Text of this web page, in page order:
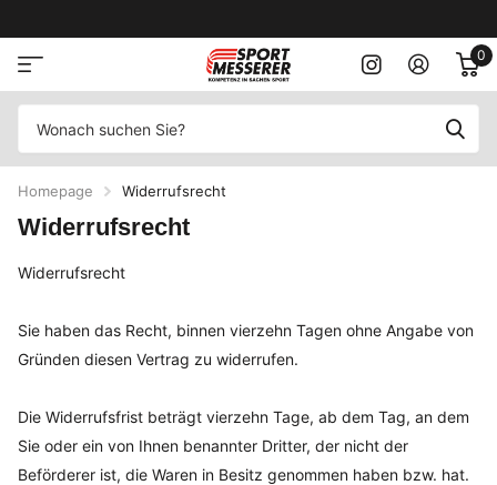
0
Homepage Widerrufsrecht
Widerrufsrecht
Widerrufsrecht
Sie haben das Recht, binnen vierzehn Tagen ohne Angabe von
Gründen diesen Vertrag zu widerrufen.
Die Widerrufsfrist beträgt vierzehn Tage, ab dem Tag, an dem
Sie oder ein von Ihnen benannter Dritter, der nicht der
Beförderer ist, die Waren in Besitz genommen haben bzw. hat.